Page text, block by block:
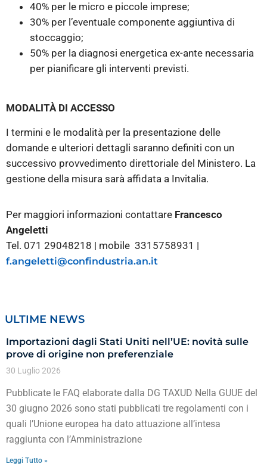
40% per le micro e piccole imprese;
30% per l’eventuale componente aggiuntiva di
stoccaggio;
50% per la diagnosi energetica ex-ante necessaria
per pianificare gli interventi previsti.
MODALITÀ DI ACCESSO
I termini e le modalità per la presentazione delle
domande e ulteriori dettagli saranno definiti con un
successivo provvedimento direttoriale del Ministero. La
gestione della misura sarà affidata a Invitalia.
Per maggiori informazioni contattare Francesco
Angeletti
Tel. 071 29048218 | mobile 3315758931 |
f.angeletti@confindustria.an.it
ULTIME NEWS
Importazioni dagli Stati Uniti nell’UE: novità sulle
prove di origine non preferenziale
30 Luglio 2026
Pubblicate le FAQ elaborate dalla DG TAXUD Nella GUUE del
30 giugno 2026 sono stati pubblicati tre regolamenti con i
quali l’Unione europea ha dato attuazione all’intesa
raggiunta con l’Amministrazione
Leggi Tutto »